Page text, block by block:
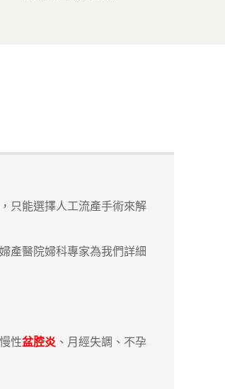
只能選擇人工流產手術來解
產醫院婦科專家為我們詳細
性盆腔炎 、月經失調、不孕